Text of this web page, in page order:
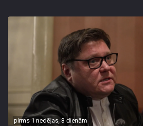
pirms 1 nedēļas, 3 dienām